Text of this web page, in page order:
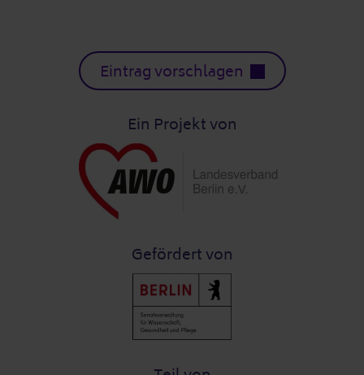
Eintrag vorschlagen
Ein Projekt von
Gefördert von